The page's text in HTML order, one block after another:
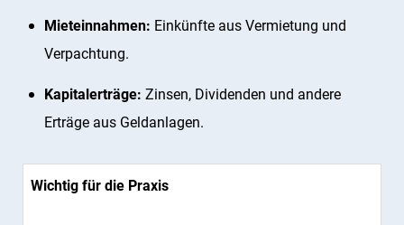
Mieteinnahmen: Einkünfte aus Vermietung und
Verpachtung.
Kapitalerträge: Zinsen, Dividenden und andere
Erträge aus Geldanlagen.
Wichtig für die Praxis